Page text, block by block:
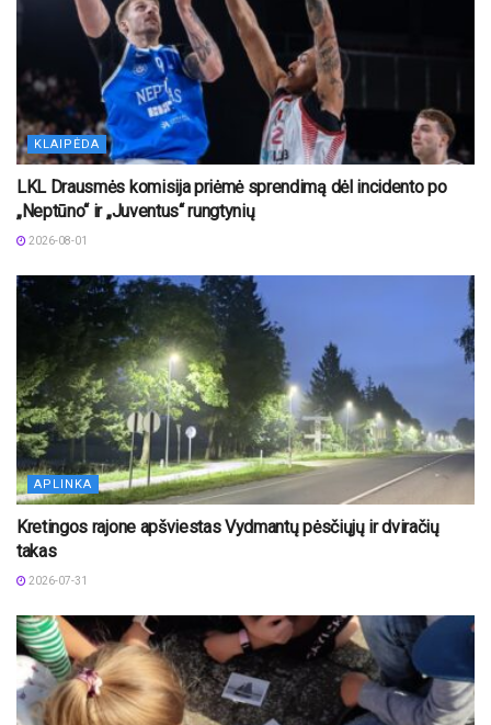
KLAIPĖDA
LKL Drausmės komisija priėmė sprendimą dėl incidento po
„Neptūno“ ir „Juventus“ rungtynių
2026-08-01
APLINKA
Kretingos rajone apšviestas Vydmantų pėsčiųjų ir dviračių
takas
2026-07-31